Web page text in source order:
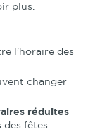
plus.
l'horaire des
changer
réduites
fêtes.